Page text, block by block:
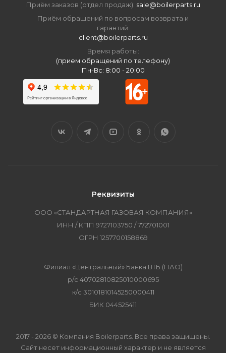
Приём заказов (отдел продаж): sale@boilerparts.ru
Приём обращений по вопросам возврата и
гарантий:
client@boilerparts.ru
Время работы:
(прием обращений по телефону)
Пн-Вс: 8:00 - 20:00
Реквизиты
ООО «СТАНДАРТНАЯ ГАЗОВАЯ КОМПАНИЯ»
ИНН / КПП 9727103750 / 772701001
ОГРН 1257700158869
Филиал «Центральный» Банка ВТБ (ПАО)
р/с 40702810825010000695
к/с 30101810145250000411
БИК 044525411
2017 - 2026 © Компания Boilerparts. Все права защищены.
Сайт несет информационный характер и не является